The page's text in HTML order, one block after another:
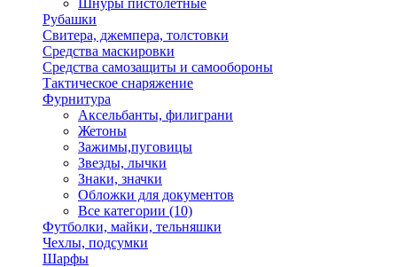
Шнуры пистолетные
Рубашки
Свитера, джемпера, толстовки
Средства маскировки
Средства самозащиты и самообороны
Тактическое снаряжение
Фурнитура
Аксельбанты, филиграни
Жетоны
Зажимы,пуговицы
Звезды, лычки
Знаки, значки
Обложки для документов
Все категории (10)
Футболки, майки, тельняшки
Чехлы, подсумки
Шарфы